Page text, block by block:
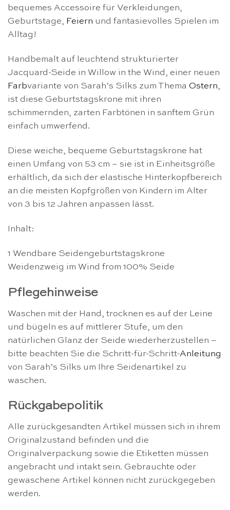
bequemes Accessoire für Verkleidungen,
Geburtstage, Feiern und fantasievolles Spielen im
Alltag!
Handbemalt auf leuchtend strukturierter
Jacquard-Seide in Willow in the Wind, einer neuen
Farbvariante von Sarah’s Silks zum Thema Ostern,
ist diese Geburtstagskrone mit ihren
schimmernden, zarten Farbtönen in sanftem Grün
einfach umwerfend.
Diese weiche, bequeme Geburtstagskrone hat
einen Umfang von 53 cm – sie ist in Einheitsgröße
erhältlich, da sich der elastische Hinterkopfbereich
an die meisten Kopfgrößen von Kindern im Alter
von 3 bis 12 Jahren anpassen lässt.
Inhalt:
1 Wendbare Seidengeburtstagskrone
Weidenzweig im Wind from 100% Seide
Pflegehinweise
Waschen mit der Hand, trocknen es auf der Leine
und bügeln es auf mittlerer Stufe, um den
natürlichen Glanz der Seide wiederherzustellen –
bitte beachten Sie die Schritt-für-Schritt-Anleitung
von Sarah’s Silks um Ihre Seidenartikel zu
waschen.
Rückgabepolitik
Alle zurückgesandten Artikel müssen sich in ihrem
Originalzustand befinden und die
Originalverpackung sowie die Etiketten müssen
angebracht und intakt sein. Gebrauchte oder
gewaschene Artikel können nicht zurückgegeben
werden.